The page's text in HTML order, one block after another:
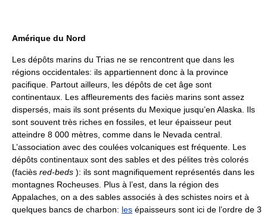
Amérique du Nord
Les dépôts marins du Trias ne se rencontrent que dans les
régions occidentales: ils appartiennent donc à la province
pacifique. Partout ailleurs, les dépôts de cet âge sont
continentaux. Les affleurements des faciès marins sont assez
dispersés, mais ils sont présents du Mexique jusqu’en Alaska. Ils
sont souvent très riches en fossiles, et leur épaisseur peut
atteindre 8 000 mètres, comme dans le Nevada central.
L’association avec des coulées volcaniques est fréquente. Les
dépôts continentaux sont des sables et des pélites très colorés
(faciès red-beds ): ils sont magnifiquement représentés dans les
montagnes Rocheuses. Plus à l’est, dans la région des
Appalaches, on a des sables associés à des schistes noirs et à
quelques bancs de charbon: les épaisseurs sont ici de l’ordre de 3